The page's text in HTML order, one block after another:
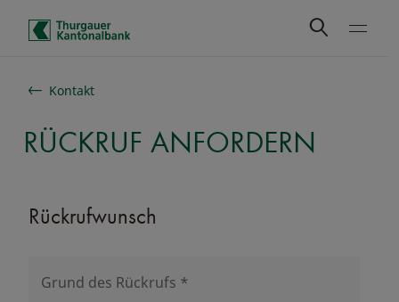
Schnelle Navigation
Kontakt
RÜCKRUF ANFORDERN
Rückrufwunsch
Grund des Rückrufs *